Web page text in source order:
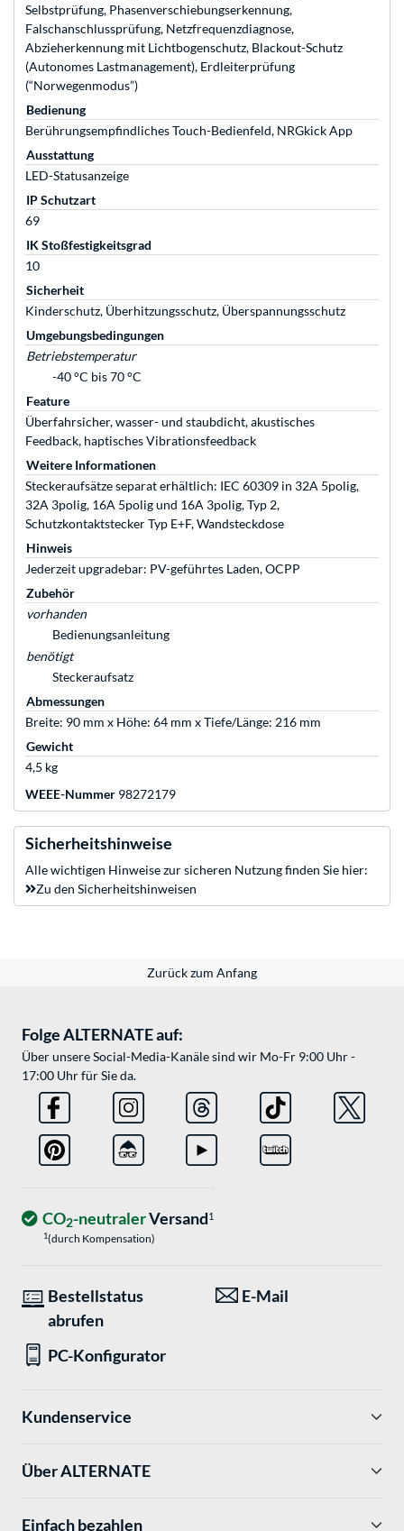
Selbstprüfung, Phasenverschiebungserkennung,
Falschanschlussprüfung, Netzfrequenzdiagnose,
Abzieherkennung mit Lichtbogenschutz, Blackout-Schutz
(Autonomes Lastmanagement), Erdleiterprüfung
(“Norwegenmodus”)
Bedienung
Berührungsempfindliches Touch-Bedienfeld, NRGkick App
Ausstattung
LED-Statusanzeige
IP Schutzart
69
IK Stoßfestigkeitsgrad
10
Sicherheit
Kinderschutz, Überhitzungsschutz, Überspannungsschutz
Umgebungsbedingungen
Betriebstemperatur
-40 °C bis 70 °C
Feature
Überfahrsicher, wasser- und staubdicht, akustisches
Feedback, haptisches Vibrationsfeedback
Weitere Informationen
Steckeraufsätze separat erhältlich: IEC 60309 in 32A 5polig,
32A 3polig, 16A 5polig und 16A 3polig, Typ 2,
Schutzkontaktstecker Typ E+F, Wandsteckdose
Hinweis
Jederzeit upgradebar: PV-geführtes Laden, OCPP
Zubehör
vorhanden
Bedienungsanleitung
benötigt
Steckeraufsatz
Abmessungen
Breite: 90 mm x Höhe: 64 mm x Tiefe/Länge: 216 mm
Gewicht
4,5 kg
WEEE-Nummer 98272179
Sicherheitshinweise
Alle wichtigen Hinweise zur sicheren Nutzung finden Sie hier:
Zu den Sicherheitshinweisen
Zurück zum Anfang
Folge ALTERNATE auf:
Über unsere Social-Media-Kanäle sind wir Mo-Fr 9:00 Uhr -
17:00 Uhr für Sie da.
CO2-neutralerVersand1
1(durch Kompensation)
Bestellstatus
abrufen
E-Mail
PC-Konfigurator
Kundenservice
Über ALTERNATE
Einfach bezahlen